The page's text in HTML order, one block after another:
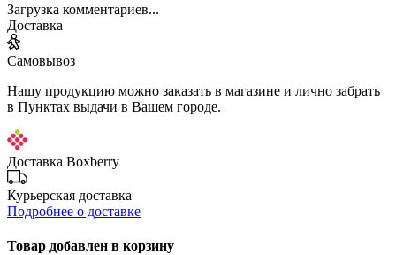
Загрузка комментариев...
Доставка
Самовывоз
Нашу продукцию можно заказать в магазине и лично забрать
в Пунктах выдачи в Вашем городе.
Доставка Boxberry
Курьерская доставка
Подробнее о доставке
Товар добавлен в корзину